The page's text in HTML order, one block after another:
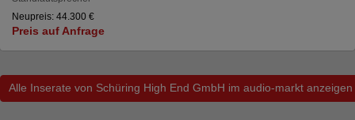
Neupreis: 44.300 €
Preis auf Anfrage
Alle Inserate von Schüring High End GmbH im audio-markt anzeigen